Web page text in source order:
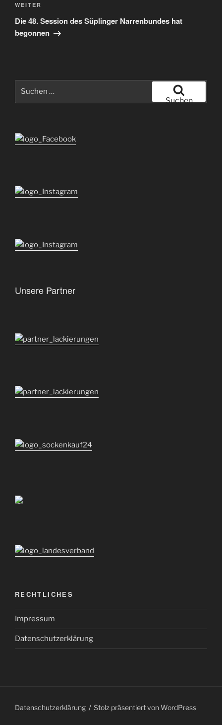
Nächster
Beitrag
WEITER
Die 48. Session des Süplinger Narrenbundes hat
begonnen
Suchen
nach:
Suchen
Unsere Partner
RECHTLICHES
Impressum
Datenschutzerklärung
Datenschutzerklärung Stolz präsentiert von WordPress